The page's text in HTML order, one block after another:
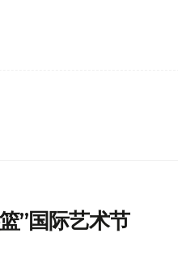
”国际艺术节